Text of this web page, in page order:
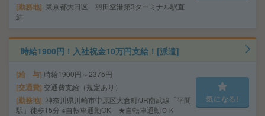
勤務地
東京都大田区 羽田空港第3ターミナル駅直
結
時給1900円！入社祝金10万円支給！[派遣]
給 与 時給1900円～2375円
交通費 交通費支給（規定あり）
勤務地 神奈川県川崎市中原区大倉町/JR南武線「平間
駅」徒歩15分 ※自転車通勤OK ★自転車通勤ＯＫ
気になる!